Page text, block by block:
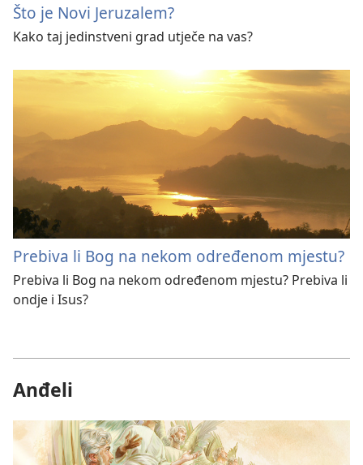
Što je Novi Jeruzalem?
Kako taj jedinstveni grad utječe na vas?
Prebiva li Bog na nekom određenom mjestu?
Prebiva li Bog na nekom određenom mjestu? Prebiva li
ondje i Isus?
Anđeli